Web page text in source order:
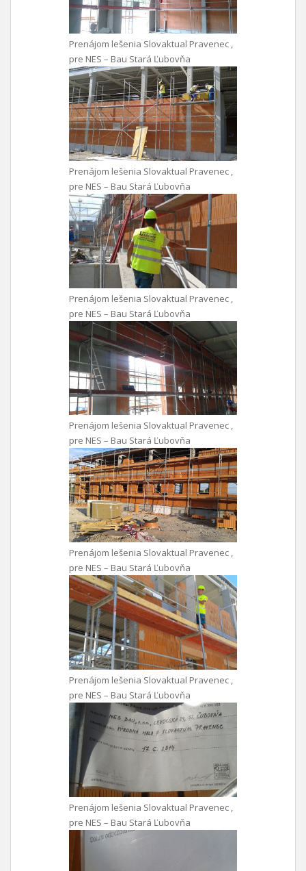
Prenájom lešenia Slovaktual Pravenec ,
pre NES – Bau Stará Ľubovňa
Prenájom lešenia Slovaktual Pravenec ,
pre NES – Bau Stará Ľubovňa
Prenájom lešenia Slovaktual Pravenec ,
pre NES – Bau Stará Ľubovňa
Prenájom lešenia Slovaktual Pravenec ,
pre NES – Bau Stará Ľubovňa
Prenájom lešenia Slovaktual Pravenec ,
pre NES – Bau Stará Ľubovňa
Prenájom lešenia Slovaktual Pravenec ,
pre NES – Bau Stará Ľubovňa
Prenájom lešenia Slovaktual Pravenec ,
pre NES – Bau Stará Ľubovňa